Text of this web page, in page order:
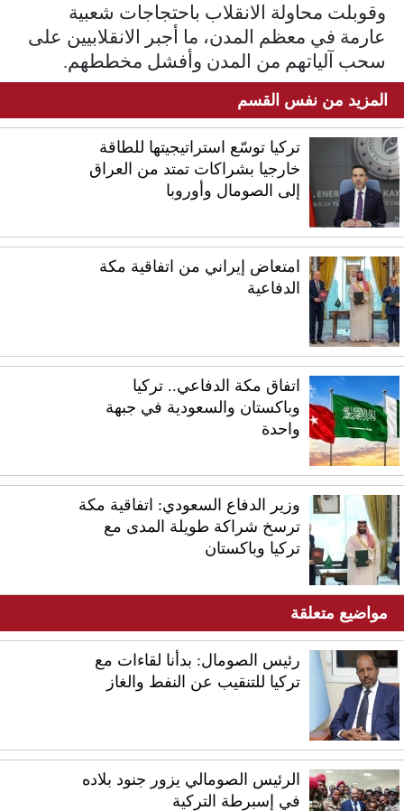
وقوبلت محاولة الانقلاب باحتجاجات شعبية
عارمة في معظم المدن، ما أجبر الانقلابيين على
سحب آلياتهم من المدن وأفشل مخططهم.
المزيد من نفس القسم
تركيا توسّع استراتيجيتها للطاقة
خارجيا بشراكات تمتد من العراق
إلى الصومال وأوروبا
امتعاض إيراني من اتفاقية مكة
الدفاعية
اتفاق مكة الدفاعي.. تركيا
وباكستان والسعودية في جبهة
واحدة
وزير الدفاع السعودي: اتفاقية مكة
ترسخ شراكة طويلة المدى مع
تركيا وباكستان
مواضيع متعلقة
رئيس الصومال: بدأنا لقاءات مع
تركيا للتنقيب عن النفط والغاز
الرئيس الصومالي يزور جنود بلاده
في إسبرطة التركية